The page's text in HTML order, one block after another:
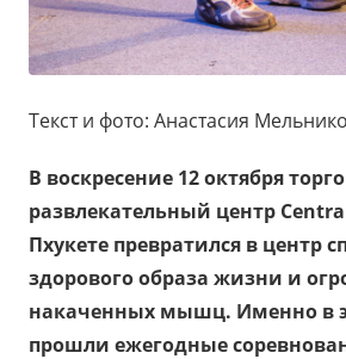
Текст и фото: Анастасия
В воскресение 12 октября
развлекательный центр
Пхукете превратился в центр
здорового образа жизни и
накаченных мышц. Именно в
прошли ежегодные